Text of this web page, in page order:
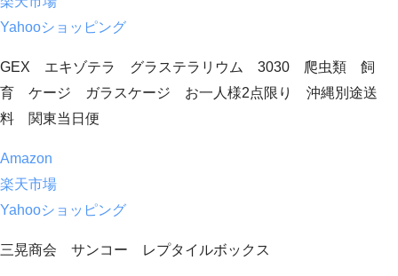
Yahooショッピング
GEX エキゾテラ グラステラリウム 3030 爬虫類 飼
育 ケージ ガラスケージ お一人様2点限り 沖縄別途送
料 関東当日便
Amazon
楽天市場
Yahooショッピング
三晃商会 サンコー レプタイルボックス